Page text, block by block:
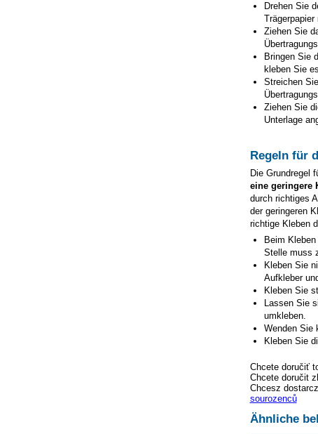
Drehen Sie
Trägerpapier
Ziehen Sie
Bringen Sie
kleben Sie
Streichen
Ziehen Sie
Unterlage
Regeln für
Die Grundregel
eine geringere
durch richtiges
der geringeren
richtige Kleben
Beim
Stelle muss
Kleben Sie
Aufkleber
Kleben Sie
Lassen Sie
umkleben.
Wenden Sie
Kleben Sie
Chcete doručiť
Chcete doručit
Chcesz
sourozenců
Ähnliche